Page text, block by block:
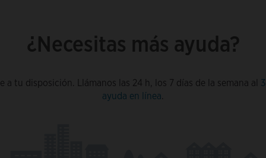
¿Necesitas más ayuda?
a tu disposición. Llámanos las 24 h, los 7 días de la semana al
ayuda en línea.